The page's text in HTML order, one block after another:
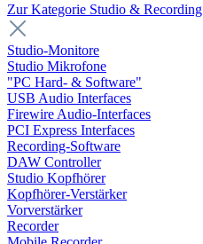
Zur Kategorie Studio & Recording
Studio-Monitore
Studio Mikrofone
"PC Hard- & Software"
USB Audio Interfaces
Firewire Audio-Interfaces
PCI Express Interfaces
Recording-Software
DAW Controller
Studio Kopfhörer
Kopfhörer-Verstärker
Vorverstärker
Recorder